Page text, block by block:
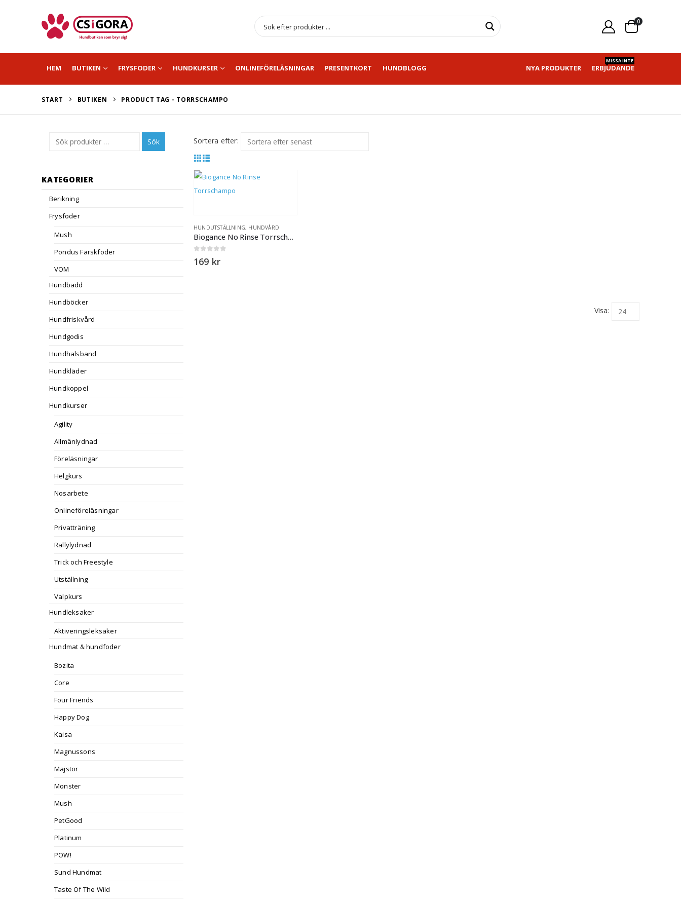
0
HEM BUTIKEN FRYSFODER HUNDKURSER ONLINEFÖRELÄSNINGAR PRESENTKORT HUNDBLOGG NYA PRODUKTER ERBJUDANDE
MISSA INTE
START BUTIKEN PRODUCT TAG - TORRSCHAMPO
Sortera efter:
HUNDUTSTÄLLNING, HUNDVÅRD
Biogance No Rinse Torrschampo
out of 5
169 kr
Visa:
Sök
KATEGORIER
Berikning
Frysfoder
Mush
Pondus Färskfoder
VOM
Hundbädd
Hundböcker
Hundfriskvård
Hundgodis
Hundhalsband
Hundkläder
Hundkoppel
Hundkurser
Agility
Allmänlydnad
Föreläsningar
Helgkurs
Nosarbete
Onlineföreläsningar
Privatträning
Rallylydnad
Trick och Freestyle
Utställning
Valpkurs
Hundleksaker
Aktiveringsleksaker
Hundmat & hundfoder
Bozita
Core
Four Friends
Happy Dog
Kaisa
Magnussons
Majstor
Monster
Mush
PetGood
Platinum
POW!
Sund Hundmat
Taste Of The Wild